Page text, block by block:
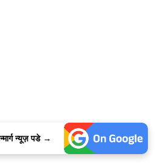
न्यूज़ पडे →